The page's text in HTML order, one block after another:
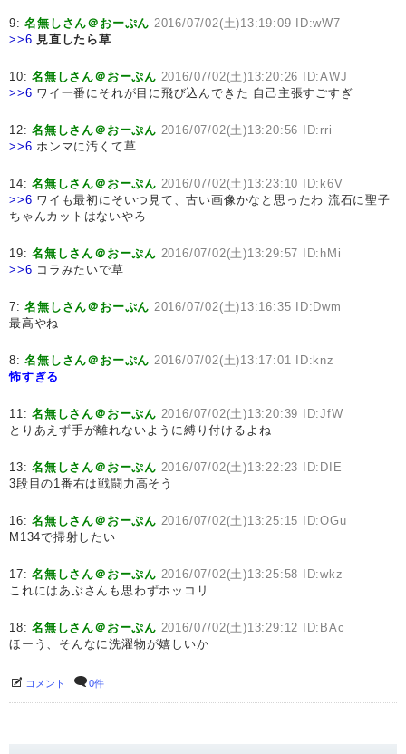
9:名無しさん＠おーぷん 2016/07/02(土)13:19:09 ID:wW7
>>6 見直したら草
10:名無しさん＠おーぷん 2016/07/02(土)13:20:26 ID:AWJ
>>6 ワイ一番にそれが目に飛び込んできた 自己主張すごすぎ
12:名無しさん＠おーぷん 2016/07/02(土)13:20:56 ID:rri
>>6 ホンマに汚くて草
14:名無しさん＠おーぷん 2016/07/02(土)13:23:10 ID:k6V
>>6 ワイも最初にそいつ見て、古い画像かなと思ったわ 流石に聖子
ちゃんカットはないやろ
19:名無しさん＠おーぷん 2016/07/02(土)13:29:57 ID:hMi
>>6 コラみたいで草
7:名無しさん＠おーぷん 2016/07/02(土)13:16:35 ID:Dwm
最高やね
8:名無しさん＠おーぷん 2016/07/02(土)13:17:01 ID:knz
怖すぎる
11:名無しさん＠おーぷん 2016/07/02(土)13:20:39 ID:JfW
とりあえず手が離れないように縛り付けるよね
13:名無しさん＠おーぷん 2016/07/02(土)13:22:23 ID:DIE
3段目の1番右は戦闘力高そう
16:名無しさん＠おーぷん 2016/07/02(土)13:25:15 ID:OGu
M134で掃射したい
17:名無しさん＠おーぷん 2016/07/02(土)13:25:58 ID:wkz
これにはあぶさんも思わずホッコリ
18:名無しさん＠おーぷん 2016/07/02(土)13:29:12 ID:BAc
ほーう、そんなに洗濯物が嬉しいか
コメント 0件